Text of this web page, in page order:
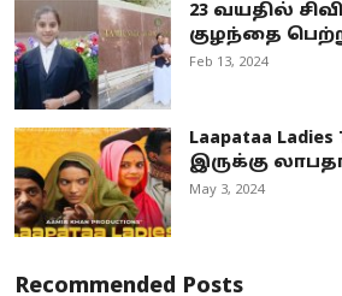
23 வயதில்
குழந்தை
Feb 13, 2024
Laapataa Ladies
இருக்கு
May 3, 2024
Recommended Posts